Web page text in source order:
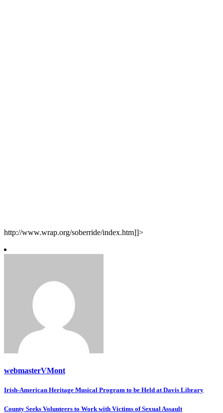
http://www.wrap.org/soberride/index.htm]]>
webmasterVMont
Post
navigation
Irish-American Heritage Musical Program to be Held at Davis Library
County Seeks Volunteers to Work with Victims of Sexual Assault